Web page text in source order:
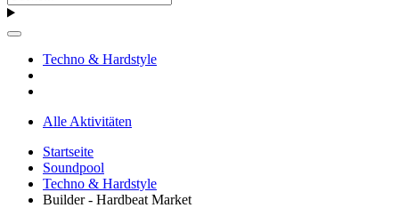
Techno & Hardstyle
Alle Aktivitäten
Startseite
Soundpool
Techno & Hardstyle
Builder - Hardbeat Market